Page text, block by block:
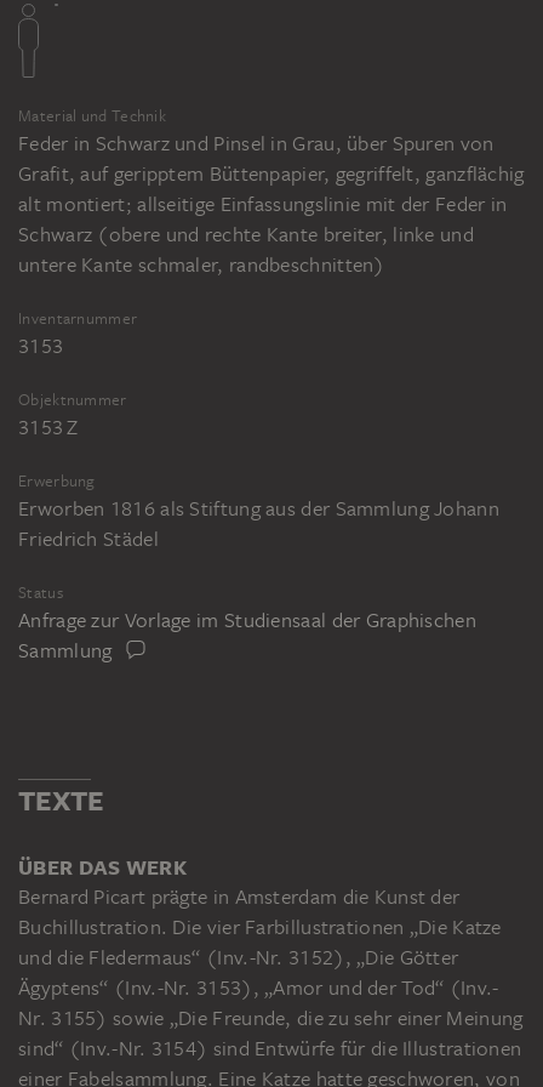
Material und Technik
Feder in Schwarz und Pinsel in Grau, über Spuren von
Grafit, auf geripptem Büttenpapier, gegriffelt, ganzflächig
alt montiert; allseitige Einfassungslinie mit der Feder in
Schwarz (obere und rechte Kante breiter, linke und
untere Kante schmaler, randbeschnitten)
Inventarnummer
3153
Objektnummer
3153 Z
Erwerbung
Erworben 1816 als Stiftung aus der Sammlung Johann
Friedrich Städel
Status
Anfrage zur Vorlage im Studiensaal der Graphischen
Sammlung
TEXTE
ÜBER DAS WERK
Bernard Picart prägte in Amsterdam die Kunst der
Buchillustration. Die vier Farbillustrationen „Die Katze
und die Fledermaus“ (Inv.-Nr. 3152), „Die Götter
Ägyptens“ (Inv.-Nr. 3153), „Amor und der Tod“ (Inv.-
Nr. 3155) sowie „Die Freunde, die zu sehr einer Meinung
sind“ (Inv.-Nr. 3154) sind Entwürfe für die Illustrationen
einer Fabelsammlung. Eine Katze hatte geschworen, von